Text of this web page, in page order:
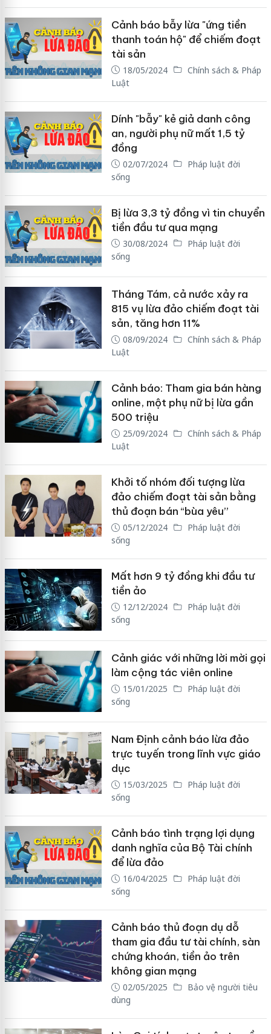
Cảnh báo bẫy lừa "ứng tiền
thanh toán hộ" để chiếm đoạt
tài sản
18/05/2024
Chính sách & Pháp
Luật
Dính "bẫy" kẻ giả danh công
an, người phụ nữ mất 1,5 tỷ
đồng
02/07/2024
Pháp luật đời
sống
Bị lừa 3,3 tỷ đồng vì tin chuyển
tiền đầu tư qua mạng
30/08/2024
Pháp luật đời
sống
Tháng Tám, cả nước xảy ra
815 vụ lừa đảo chiếm đoạt tài
sản, tăng hơn 11%
08/09/2024
Chính sách & Pháp
Luật
Cảnh báo: Tham gia bán hàng
online, một phụ nữ bị lừa gần
500 triệu
25/09/2024
Chính sách & Pháp
Luật
Khởi tố nhóm đối tượng lừa
đảo chiếm đoạt tài sản bằng
thủ đoạn bán “bùa yêu”
05/12/2024
Pháp luật đời
sống
Mất hơn 9 tỷ đồng khi đầu tư
tiền ảo
12/12/2024
Pháp luật đời
sống
Cảnh giác với những lời mời gọi
làm cộng tác viên online
15/01/2025
Pháp luật đời
sống
Nam Định cảnh báo lừa đảo
trực tuyến trong lĩnh vực giáo
dục
15/03/2025
Pháp luật đời
sống
Cảnh báo tình trạng lợi dụng
danh nghĩa của Bộ Tài chính
để lừa đảo
16/04/2025
Pháp luật đời
sống
Cảnh báo thủ đoạn dụ dỗ
tham gia đầu tư tài chính, sàn
chứng khoán, tiền ảo trên
không gian mạng
02/05/2025
Bảo vệ người tiêu
dùng